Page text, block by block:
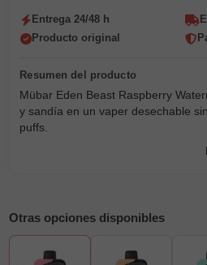
Entrega 24/48 h
Producto original
Mübar Eden Beast Raspberry
y sandía en un vaper desechable
puffs.
Otras opciones disponibles